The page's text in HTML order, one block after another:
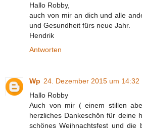
Hallo Robby,
auch von mir an dich und alle
und Gesundheit fürs neue Jahr.
Hendrik
Antworten
Wp 24. Dezember 2015 um 14:32
Hallo Robby
Auch von mir ( einem stillen
herzliches Dankeschön für deine
schönes Weihnachtsfest und die